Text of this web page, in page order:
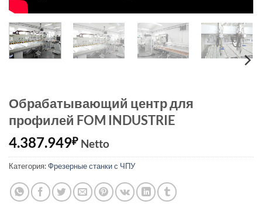
Обрабатывающий центр для
профилей FOM INDUSTRIE
4.387.949₽ Netto
Категория:Фрезерные станки с ЧПУ